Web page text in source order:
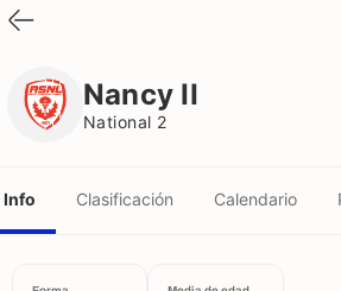
Nancy II
National 2
Info Clasificación Calendario